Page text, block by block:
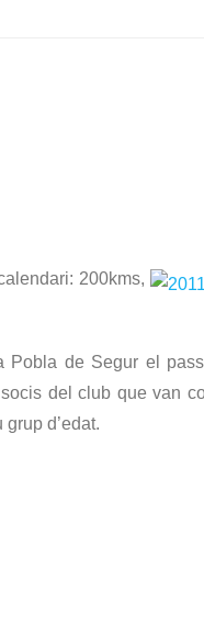
200kms,
Pobla de Segur el
del club que van
d’edat.